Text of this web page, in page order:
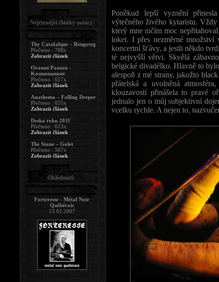
Poněkud lepší vyznění
výtečného živého kytaristu.
který mne ničím moc
loket. I přes nezměrné
koncertní šťávy, a jestli někdo
té nejvyšší větvi. Skvělá
belgické divadélko. Hlavně to
alespoň z mé strany, jakožto
přátelská a uvolněná
klouzavostí přinášela to pravé
jednalo jen o můj subjektivní
vcelku rychle. A nejen to,
Nejčtenější články (měsíc):
Thy Catafalque – Rengeteg
Přečteno : 788x
Zobrazit článek
Oranssi Pazuzu -
Kosmonument
Přečteno : 657x
Zobrazit článek
Anathema – Falling Deeper
Přečteno : 655x
Zobrazit článek
Deska roku 2011
Přečteno : 613x
Zobrazit článek
The Stone – Golet
Přečteno : 567x
Zobrazit článek
Ohlédnutí:
Forteresse - Métal Noir
Québécois
13.02.2007